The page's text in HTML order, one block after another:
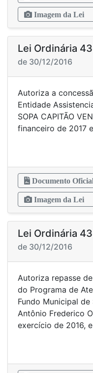
Imagem da Lei
Lei Ordinária
de 30/12/2016
Autoriza a
Entidade
SOPA CAPITÃO
financeiro de 2017
Documento
Imagem da Lei
Lei Ordinária
de 30/12/2016
Autoriza repasse
do Programa de
Fundo Municipal
Antônio Frederico
exercício de 2016,